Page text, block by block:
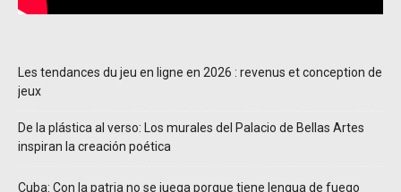
Les tendances du jeu en ligne en 2026 : revenus et conception de
jeux
De la plástica al verso: Los murales del Palacio de Bellas Artes
inspiran la creación poética
Cuba: Con la patria no se juega porque tiene lengua de fuego